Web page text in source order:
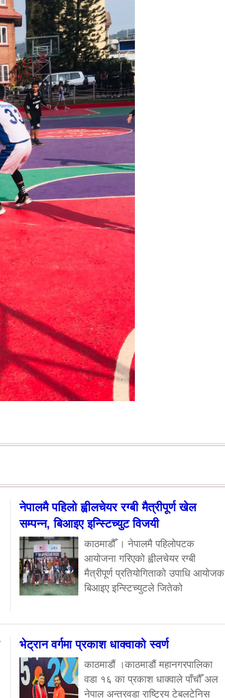
नेपालमै पहिलो ह्वीलचेयर रग्बी मैत्रीपूर्ण खेल
सम्पन्न, बिआइए इन्स्टिच्युट विजयी
काठमाडौँ । नेपालमै पहिलोपटक
आयोजना गरिएको ह्वीलचेयर रग्बी
मैत्रीपूर्ण प्रतियोगिताको उपाधि आयोजक
बिआइए इन्स्टिच्युटले जितेको
भेट्रान वर्गमा प्रकाश धाक्वाको स्वर्ण
काठमाडौं ।काठमाडौं महानगरपालिका
वडा १६ का प्रकाश धाक्वाले पाँचौँ अल
नेपाल अन्तरवडा राष्ट्रिय टेबलटेनिस